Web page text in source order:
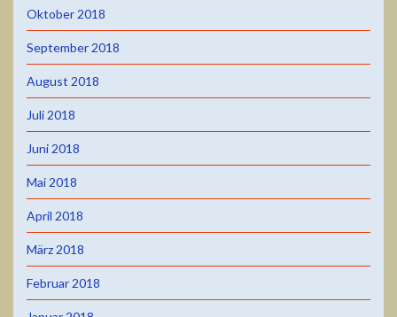
Oktober 2018
September 2018
August 2018
Juli 2018
Juni 2018
Mai 2018
April 2018
März 2018
Februar 2018